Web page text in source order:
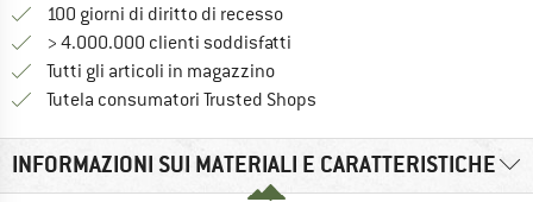
100 giorni di diritto di recessoVai alla politica di recesso qui
> 4.000.000 clienti soddisfatti
Tutti gli articoli in magazzino
Tutela consumatori Trusted Shops
INFORMAZIONI SUI MATERIALI E CARATTERISTICHE